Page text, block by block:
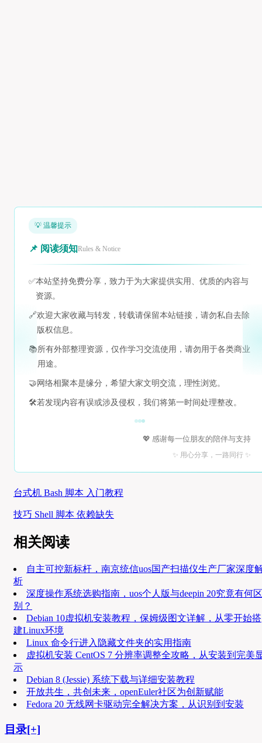
💡 温馨提示
📌 阅读须知Rules & Notice
✅本站坚持免费分享，致力于为大家提供实用、优质的内容与
资源。
🔗欢迎大家收藏与转发，转载请保留本站链接，请勿私自去除
版权信息。
📚所有外部整理资源，仅作学习交流使用，请勿用于各类商业
用途。
🤝 网络相聚本是缘分，希望大家文明交流，理性浏览。
🛠️若发现内容有误或涉及侵权，我们将第一时间处理整改。
💖 感谢每一位朋友的陪伴与支持
✨ 用心分享，一路同行 ✨
台式机 Bash 脚本 入门教程
技巧 Shell 脚本 依赖缺失
相关阅读
自主可控新标杆，南京统信uos国产扫描仪生产厂家深度
析
深度操作系统选购指南，uos个人版与deepin 20究竟有何区
别？
Debian 10虚拟机安装教程，保姆级图文详解，从零开始搭
建Linux环境
Linux 命令行进入隐藏文件夹的实用指南
虚拟机安装 CentOS 7 分辨率调整全攻略，从安装到完美
示
Debian 8 (Jessie) 系统下载与详细安装教程
开放共生，共创未来，openEuler社区为创新赋能
Fedora 20 无线网卡驱动完全解决方案，从识别到安装
目录[+]